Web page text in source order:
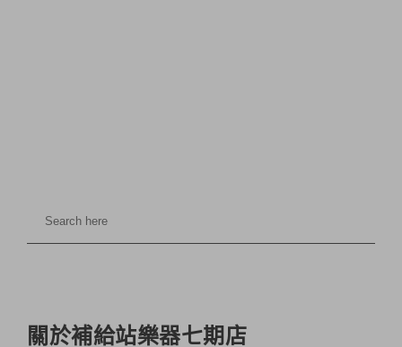
關於補給站樂器七期店